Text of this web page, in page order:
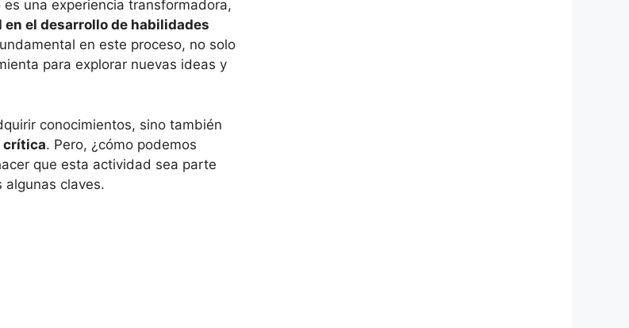
una experiencia transformadora,
en el desarrollo de habilidades
en este proceso, no solo
para explorar nuevas ideas y
conocimientos, sino también
crítica. Pero, ¿cómo podemos
que esta actividad sea parte
claves.